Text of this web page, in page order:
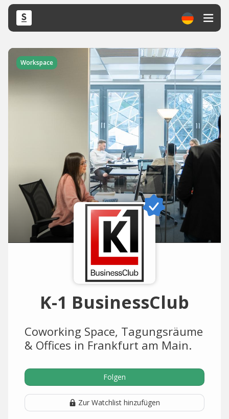
Workspace
K-1 BusinessClub
Coworking Space, Tagungsräume
& Offices in Frankfurt am Main.
Folgen
Zur Watchlist hinzufügen